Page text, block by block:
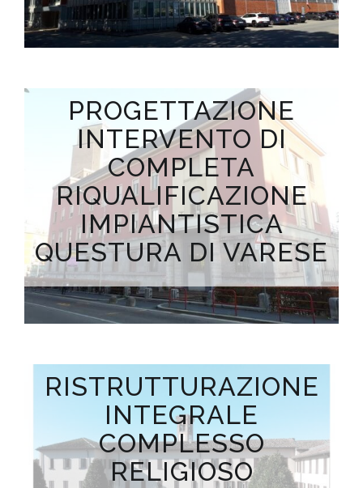
PROGETTAZIONE
INTERVENTO DI
COMPLETA
RIQUALIFICAZIONE
IMPIANTISTICA
QUESTURA DI VARESE
RISTRUTTURAZIONE
INTEGRALE
COMPLESSO
RELIGIOSO